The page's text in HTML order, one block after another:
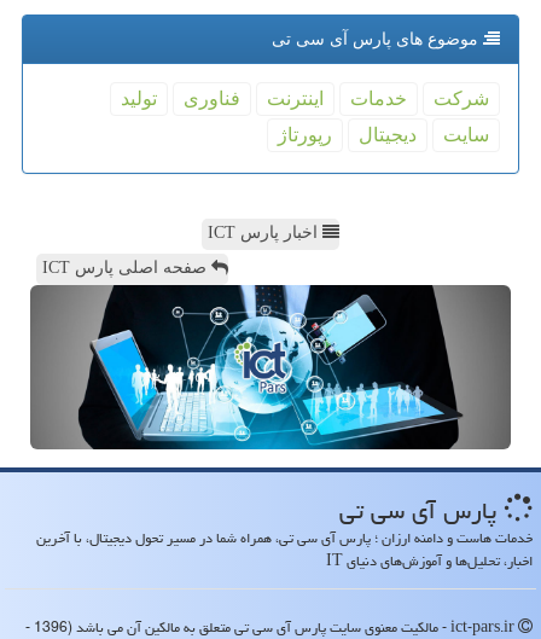
موضوع های پارس آی سی تی
شركت خدمات اینترنت فناوری
تولید
سایت
دیجیتال رپورتاژ
اخبار پارس ICT
صفحه اصلی پارس ICT
پارس آی سی تی
خدمات هاست و دامنه ارزان ؛ پارس آی سی تی، همراه شما در مسیر تحول دیجیتال، با آخرین
اخبار، تحلیل‌ها و آموزش‌های دنیای IT
ict-pars.ir - مالکیت معنوی سایت پارس آی سی تی متعلق به مالکین آن می باشد (1396 -